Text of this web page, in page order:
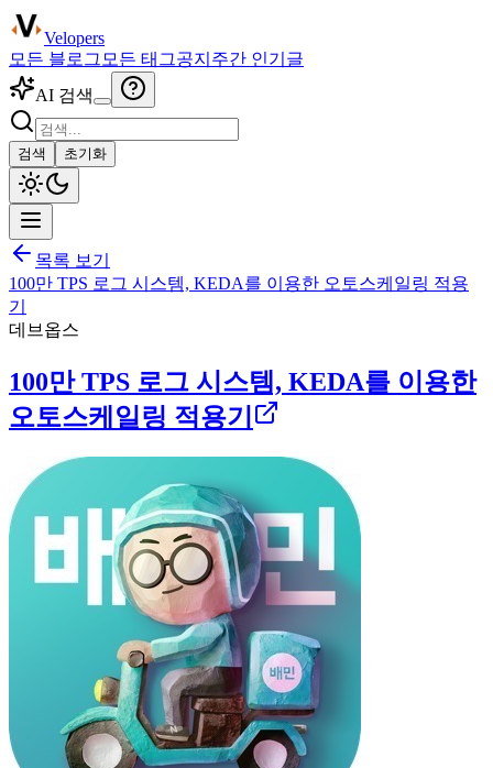
Velopers
모든 블로그 모든 태그공지 주간 인기글
AI 검색
검색 초기화
목록 보기
100만 TPS 로그 시스템, KEDA를 이용한 오토스케일링 적용
기
데브옵스
100만 TPS 로그 시스템, KEDA를 이용한
오토스케일링 적용기